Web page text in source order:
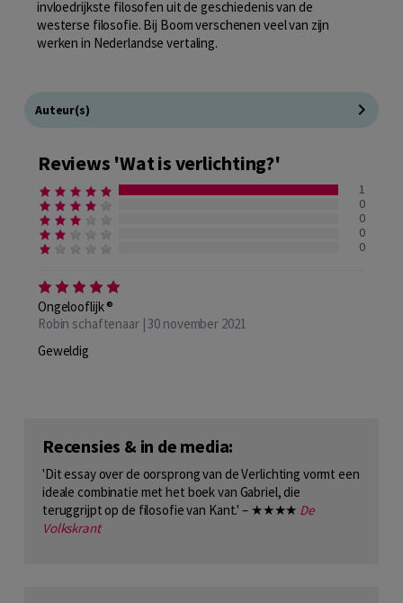
invloedrijkste filosofen uit de geschiedenis van de
westerse filosofie. Bij Boom verschenen veel van zijn
werken in Nederlandse vertaling.
Auteur(s)
Reviews 'Wat is verlichting?'
1
0
0
0
0
Ongelooflijk ®
Robin schaftenaar | 30 november 2021
Geweldig
Recensies & in de media:
'Dit essay over de oorsprong van de Verlichting vormt een
ideale combinatie met het boek van Gabriel, die
teruggrijpt op de filosofie van Kant.' – ★★★★ De
Volkskrant